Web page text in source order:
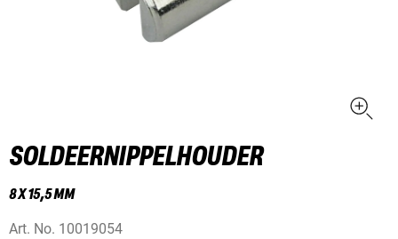
SOLDEERNIPPELHOUDER
8 X 15,5 MM
Art. No. 10019054